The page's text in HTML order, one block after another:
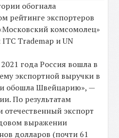
обогнала
рейтинге экспортеров
комсомолец»
Trademap и UN
года Россия вошла в
экспортной выручки в
обошла Швейцарию», —
По результатам
отечественный экспорт
выражении
долларов (почти 61